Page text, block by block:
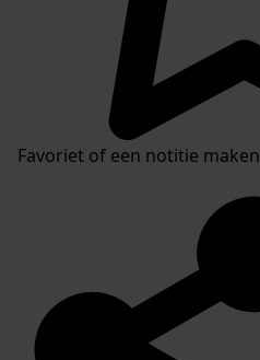
Favoriet of een notitie maken